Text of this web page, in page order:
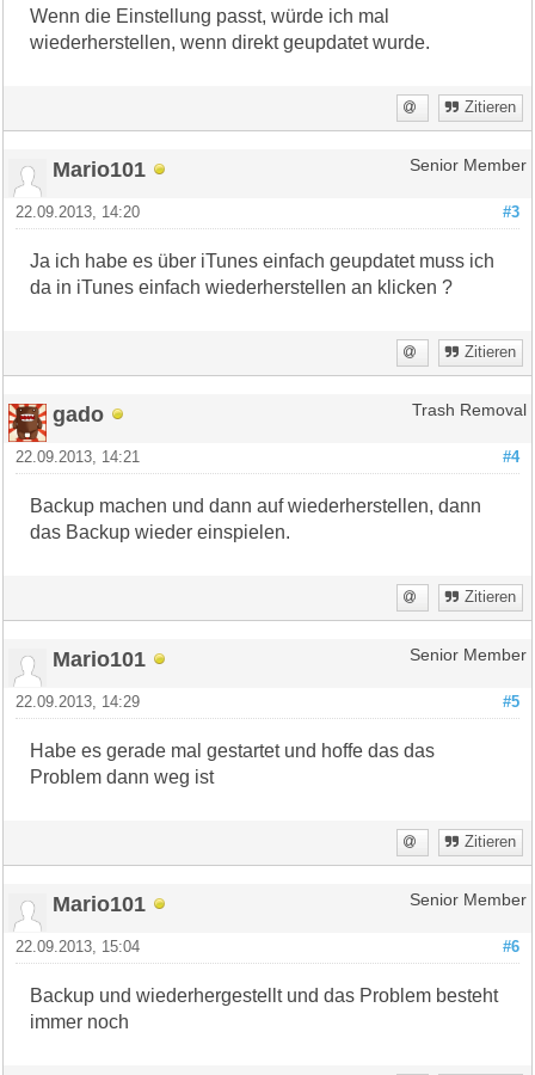
Wenn die Einstellung passt, würde ich mal
wiederherstellen, wenn direkt geupdatet wurde.
Zitieren
Mario101 Senior Member
#3
22.09.2013, 14:20
Ja ich habe es über iTunes einfach geupdatet muss ich
da in iTunes einfach wiederherstellen an klicken ?
Zitieren
gado Trash Removal
#4
22.09.2013, 14:21
Backup machen und dann auf wiederherstellen, dann
das Backup wieder einspielen.
Zitieren
Mario101 Senior Member
#5
22.09.2013, 14:29
Habe es gerade mal gestartet und hoffe das das
Problem dann weg ist
Zitieren
Mario101 Senior Member
#6
22.09.2013, 15:04
Backup und wiederhergestellt und das Problem besteht
immer noch